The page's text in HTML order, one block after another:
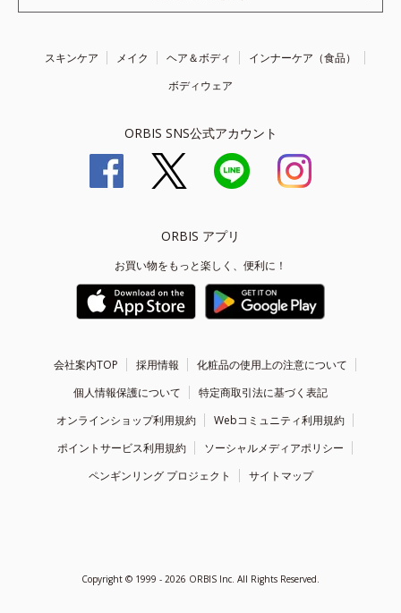
スキンケア メイク ヘア＆ボディ
インナーケア（食品）
ボディウェア
ORBIS SNS公式アカウント
ORBIS アプリ
お買い物をもっと楽しく、便利に！
会社案内TOP 採用情報
化粧品の使用上の注意について
個人情報保護について
特定商取引法に基づく表記
オンラインショップ利用規約
Webコミュニティ利用規約
ポイントサービス利用規約
ソーシャルメディアポリシー
ペンギンリング プロジェクト
サイトマップ
Copyright © 1999 - 2026 ORBIS Inc. All Rights Reserved.